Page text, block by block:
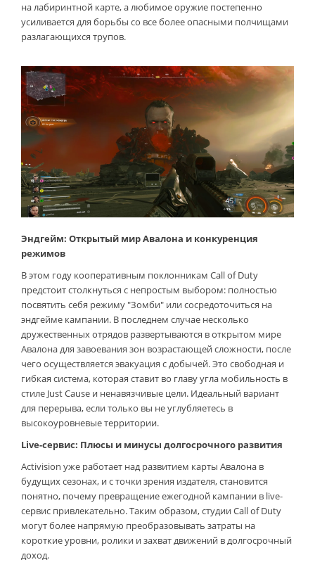
на лабиринтной карте, а любимое оружие постепенно
усиливается для борьбы со все более опасными полчищами
разлагающихся трупов.
Эндгейм: Открытый мир Авалона и конкуренция
режимов
В этом году кооперативным поклонникам Call of Duty
предстоит столкнуться с непростым выбором: полностью
посвятить себя режиму "Зомби" или сосредоточиться на
эндгейме кампании. В последнем случае несколько
дружественных отрядов развертываются в открытом мире
Авалона для завоевания зон возрастающей сложности, после
чего осуществляется эвакуация с добычей. Это свободная и
гибкая система, которая ставит во главу угла мобильность в
стиле Just Cause и ненавязчивые цели. Идеальный вариант
для перерыва, если только вы не углубляетесь в
высокоуровневые территории.
Live-сервис: Плюсы и минусы долгосрочного развития
Activision уже работает над развитием карты Авалона в
будущих сезонах, и с точки зрения издателя, становится
понятно, почему превращение ежегодной кампании в live-
сервис привлекательно. Таким образом, студии Call of Duty
могут более напрямую преобразовывать затраты на
короткие уровни, ролики и захват движений в долгосрочный
доход.